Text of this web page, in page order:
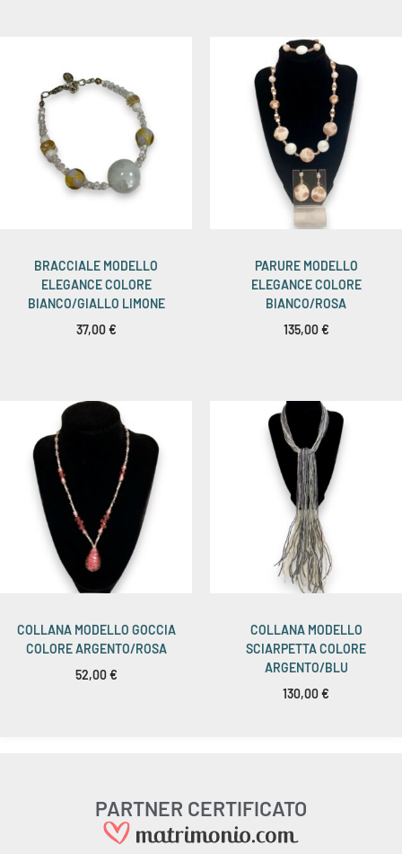
BRACCIALE MODELLO
ELEGANCE COLORE
BIANCO/GIALLO LIMONE
37,00€
PARURE MODELLO
ELEGANCE COLORE
BIANCO/ROSA
135,00€
COLLANA MODELLO GOCCIA
COLORE ARGENTO/ROSA
52,00€
COLLANA MODELLO
SCIARPETTA COLORE
ARGENTO/BLU
130,00€
PARTNER CERTIFICATO